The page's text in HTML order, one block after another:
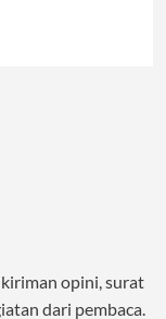
opini, surat
dari pembaca.